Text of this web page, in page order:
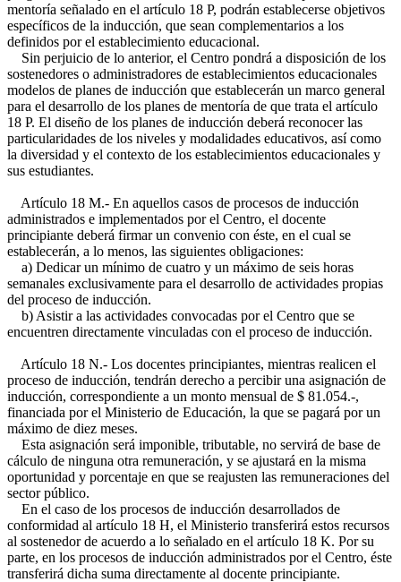
mentoría señalado en el artículo 18 P, podrán establecerse objetivos
específicos de la inducción, que sean complementarios a los
definidos por el establecimiento educacional.
Sin perjuicio de lo anterior, el Centro pondrá a disposición de los
sostenedores o administradores de establecimientos educacionales
modelos de planes de inducción que establecerán un marco general
para el desarrollo de los planes de mentoría de que trata el artículo
18 P. El diseño de los planes de inducción deberá reconocer las
particularidades de los niveles y modalidades educativos, así como
la diversidad y el contexto de los establecimientos educacionales y
sus estudiantes.
Artículo 18 M.- En aquellos casos de procesos de inducción
administrados e implementados por el Centro, el docente
principiante deberá firmar un convenio con éste, en el cual se
establecerán, a lo menos, las siguientes obligaciones:
a) Dedicar un mínimo de cuatro y un máximo de seis horas
semanales exclusivamente para el desarrollo de actividades propias
del proceso de inducción.
b) Asistir a las actividades convocadas por el Centro que se
encuentren directamente vinculadas con el proceso de inducción.
Artículo 18 N.- Los docentes principiantes, mientras realicen el
proceso de inducción, tendrán derecho a percibir una asignación de
inducción, correspondiente a un monto mensual de $ 81.054.-,
financiada por el Ministerio de Educación, la que se pagará por un
máximo de diez meses.
Esta asignación será imponible, tributable, no servirá de base de
cálculo de ninguna otra remuneración, y se ajustará en la misma
oportunidad y porcentaje en que se reajusten las remuneraciones del
sector público.
En el caso de los procesos de inducción desarrollados de
conformidad al artículo 18 H, el Ministerio transferirá estos recursos
al sostenedor de acuerdo a lo señalado en el artículo 18 K. Por su
parte, en los procesos de inducción administrados por el Centro, éste
transferirá dicha suma directamente al docente principiante.